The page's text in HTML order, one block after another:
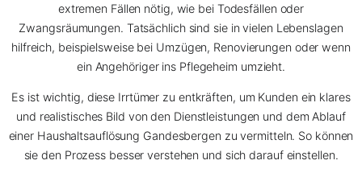
extremen Fällen nötig, wie bei Todesfällen oder
Zwangsräumungen. Tatsächlich sind sie in vielen Lebenslagen
hilfreich, beispielsweise bei Umzügen, Renovierungen oder wenn
ein Angehöriger ins Pflegeheim umzieht.
Es ist wichtig, diese Irrtümer zu entkräften, um Kunden ein klares
und realistisches Bild von den Dienstleistungen und dem Ablauf
einer Haushaltsauflösung Gandesbergen zu vermitteln. So können
sie den Prozess besser verstehen und sich darauf einstellen.